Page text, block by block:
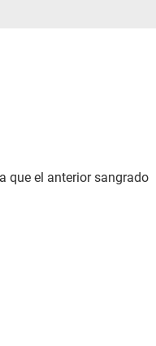
que el anterior sangrado